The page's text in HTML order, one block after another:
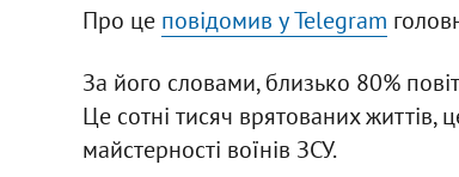
Про це повідомив у Telegram
За його словами, близько 80%
Це сотні тисяч врятованих життів,
майстерності воїнів ЗСУ.